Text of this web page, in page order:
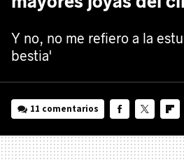
Y no, no me refiero a la
bestia'
11 comentarios